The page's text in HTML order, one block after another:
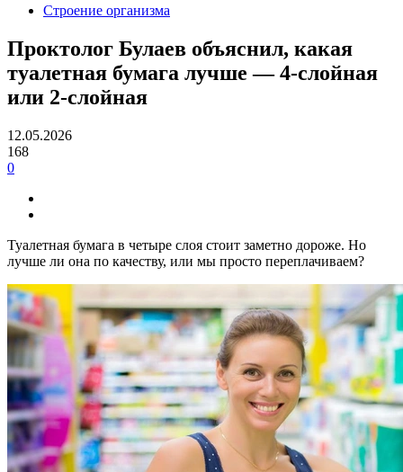
Строение организма
Проктолог Булаев объяснил, какая
туалетная бумага лучше — 4-слойная
или 2-слойная
12.05.2026
168
0
Туалетная бумага в четыре слоя стоит заметно дороже. Но
лучше ли она по качеству, или мы просто переплачиваем?